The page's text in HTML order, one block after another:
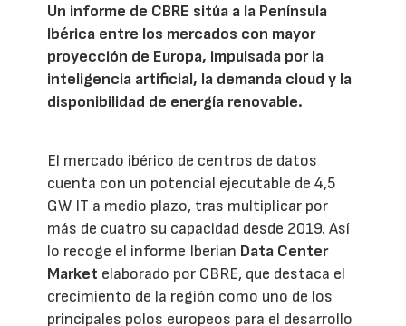
Un informe de CBRE sitúa a la Península
Ibérica entre los mercados con mayor
proyección de Europa, impulsada por la
inteligencia artificial, la demanda cloud y la
disponibilidad de energía renovable.
El mercado ibérico de centros de datos
cuenta con un potencial ejecutable de 4,5
GW IT a medio plazo, tras multiplicar por
más de cuatro su capacidad desde 2019. Así
lo recoge el informe Iberian Data Center
Market elaborado por CBRE, que destaca el
crecimiento de la región como uno de los
principales polos europeos para el desarrollo